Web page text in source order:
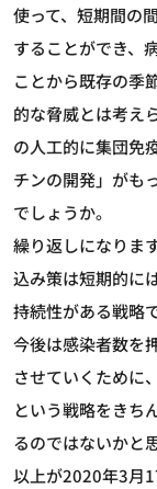
使って、短期間の
することができ、
ことから既存の季
的な脅威とは考え
の人工的に集団免
チンの開発」がも
でしょうか。
繰り返しになりま
込み策は短期的に
持続性がある戦略
今後は感染者数を
させていくために
という戦略をきち
るのではないかと
以上が2020年3月